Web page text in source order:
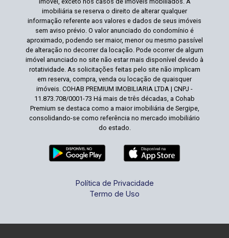
imobiliária se reserva o direito de alterar qualquer
informação referente aos valores e dados de seus imóveis
sem aviso prévio. O valor anunciado do condomínio é
aproximado, podendo ser maior, menor ou mesmo passível
de alteração no decorrer da locação. Pode ocorrer de algum
imóvel anunciado no site não estar mais disponível devido à
rotatividade. As solicitações feitas pelo site não implicam
em reserva, compra, venda ou locação de quaisquer
imóveis. COHAB PREMIUM IMOBILIARIA LTDA | CNPJ -
11.873.708/0001-73 Há mais de três décadas, a Cohab
Premium se destaca como a maior imobiliária de Sergipe,
consolidando-se como referência no mercado imobiliário
do estado.
Política de Privacidade
Termo de Uso